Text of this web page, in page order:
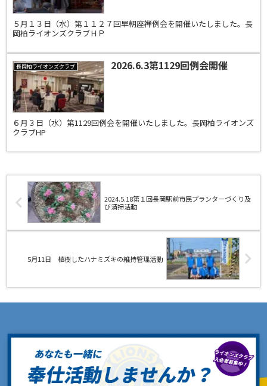
５月１３日（水）第１１２７回早朝座禅例会を開催いたしました。長
岡柏ライオンズクラブＨＰ
長岡柏ライオンズクラブ 2026.6.3第1129回例会開催
６月３日（水）第1129回例会を開催いたしました。長岡柏ライオンズ
クラブHP
2024.5.18第１回長岡駅前市民プランターづくり及
び清掃活動
5月11日 植樹したハナミズキの維持管理活動